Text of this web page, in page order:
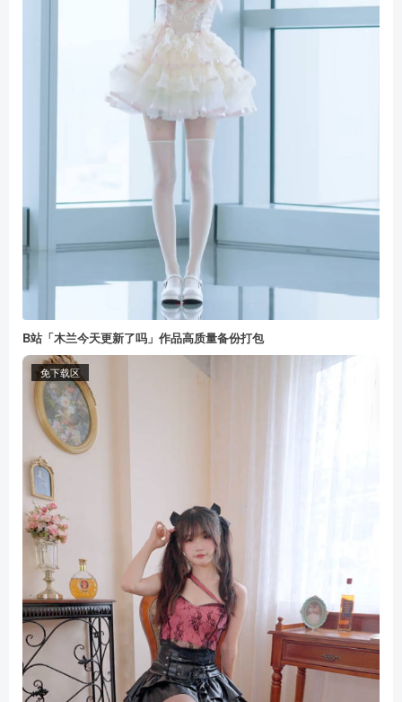
B站「木兰今天更新了吗」作品高质量备份打包
免下载区